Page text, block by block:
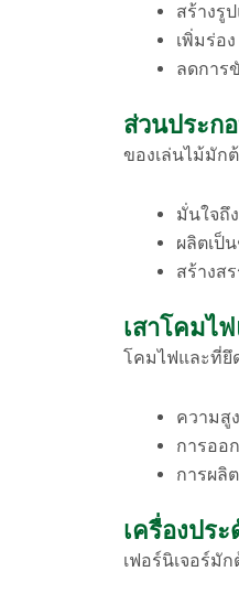
สร้างรู
เพิ่มร่อ
ลดการ
ส่วนประก
ของเล่นไม้มัก
มั่นใจถึ
ผลิตเป็
สร้างส
เสาโคมไ
โคมไฟและที่ยึ
ความสู
การออ
การผลิ
เครื่องปร
เฟอร์นิเจอร์มั